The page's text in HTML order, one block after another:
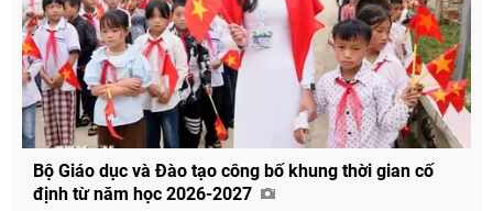
Bộ Giáo dục và Đào tạo công bố khung thời gian cố
định từ năm học 2026-2027